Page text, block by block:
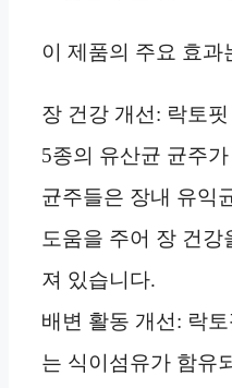
이 제품의 주요 효과
장 건강 개선: 락토
5종의 유산균 균주
균주들은 장내 유익
도움을 주어 장 건강
져 있습니다.
배변 활동 개선: 락
는 식이섬유가 함유